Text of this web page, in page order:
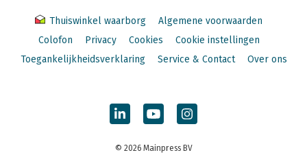
Thuiswinkel waarborg
Algemene voorwaarden
Colofon
Privacy Cookies
Cookie instellingen
Toegankelijkheidsverklaring
Service & Contact Over ons
© 2026 Mainpress BV